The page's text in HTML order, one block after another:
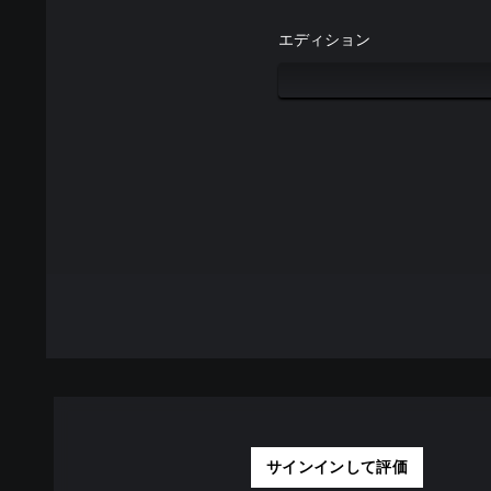
エディション
サインインして評価